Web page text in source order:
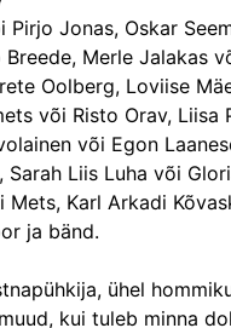
Jonas, Oskar
Merle Jalakas
Oolberg, Loviise
või Risto Orav, Liisa
või Egon
Liis Luha või
Karl Arkadi
ja bänd.
ühel
kui tuleb minna